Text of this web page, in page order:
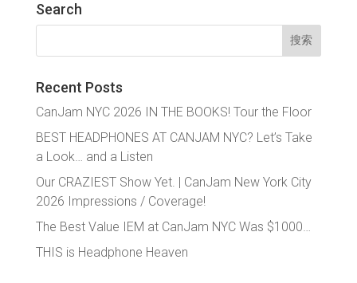
Search
搜
Recent Posts
CanJam NYC 2026 IN THE BOOKS! Tour the Floor
BEST HEADPHONES AT CANJAM NYC? Let’s Take
a Look… and a Listen
Our CRAZIEST Show Yet. | CanJam New York City
2026 Impressions / Coverage!
The Best Value IEM at CanJam NYC Was $1000…
THIS is Headphone Heaven